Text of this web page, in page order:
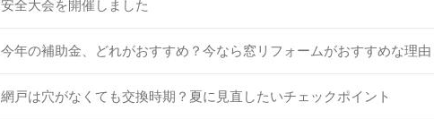
安全大会を開催しました
今年の補助金、どれがおすすめ？今なら窓リフォームがおすすめな理由
網戸は穴がなくても交換時期？夏に見直したいチェックポイント